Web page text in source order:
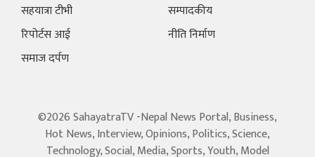
सहयात्रा टीभी
रिपोर्टस आई
समाज दर्पण
सम्पादकीय
नीति निर्माण
©2026 SahayatraTV -Nepal News Portal, Business,
Hot News, Interview, Opinions, Politics, Science,
Technology, Social, Media, Sports, Youth, Model